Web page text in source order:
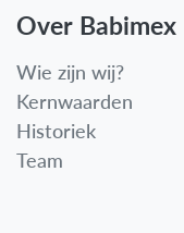
Over Babimex
Wie zijn wij?
Kernwaarden
Historiek
Team